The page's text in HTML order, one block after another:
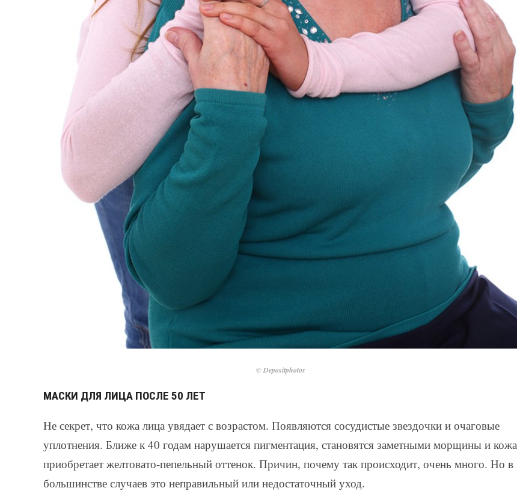
© Depositphotos
МАСКИ ДЛЯ ЛИЦА ПОСЛЕ 50 ЛЕТ
Не секрет, что кожа лица увядает с возрастом. Появляются сосудистые звездочки и очаговые
уплотнения. Ближе к 40 годам нарушается пигментация, становятся заметными морщины и кожа
приобретает желтовато-пепельный оттенок. Причин, почему так происходит, очень много. Но в
большинстве случаев это неправильный или недостаточный уход.